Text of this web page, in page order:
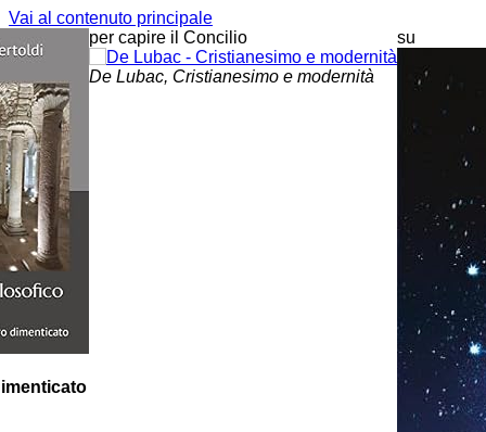
Vai al contenuto principale
per capire il Concilio
De Lubac, Cristianesimo e modernità